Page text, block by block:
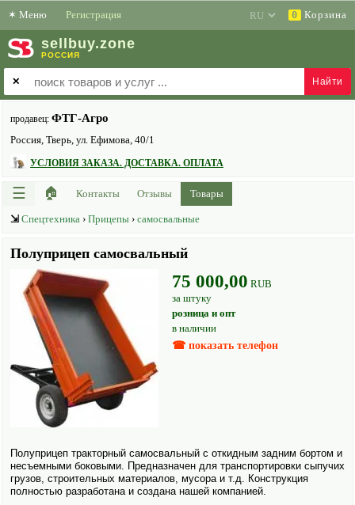
✶ Меню Регистрация 0 Корзина
sell buy.zone
РОССИЯ
✕
продавец: ФТГ-Агро
Россия, Тверь, ул. Ефимова, 40/1
УСЛОВИЯ ЗАКАЗА. ДОСТАВКА. ОПЛАТА
☰ 🏠 Контакты Отзывы Товары
⇲ Спецтехника › Прицепы › самосвальные
Полуприцеп самосвальный
75 000,00 RUB
за штуку
розница и опт
в наличии
☎ показать телефон
Полуприцеп тракторный самосвальный с откидным задним бортом и
несъемными боковыми. Предназна­чен для транспортировки сыпучих
грузов, строительных материалов, мусора и т.д. Конструкция
полностью разработана и создана нашей компанией.